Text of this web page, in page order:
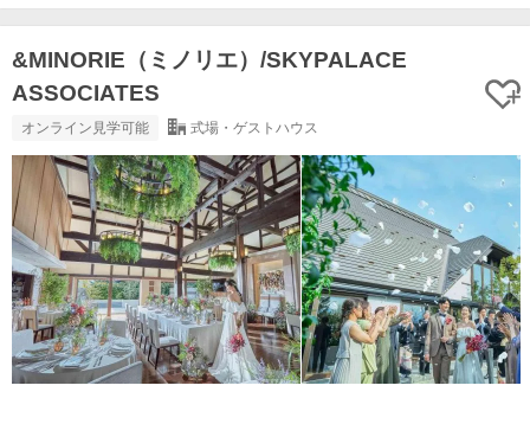
&MINORIE（ミノリエ）/SKYPALACE
ASSOCIATES
オンライン見学可能 式場・ゲストハウス